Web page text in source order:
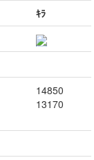
ｷﾗ
14850
13170